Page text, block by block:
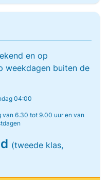
en op
weekdagen buiten de
04:00
van 6.30 tot 9.00 uur en van
(tweede klas,